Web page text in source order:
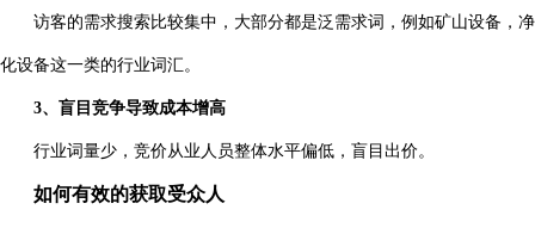
访客的需求搜索比较集中，大部分都是泛需求词，例如矿山设备，净
化设备这一类的行业词汇。
3、盲目竞争导致成本增高
行业词量少，竞价从业人员整体水平偏低，盲目出价。
如何有效的获取受众人